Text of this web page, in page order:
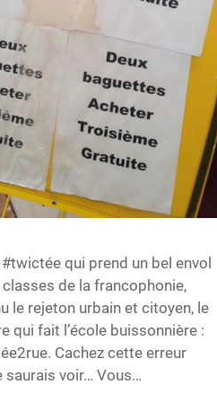
qui prend un bel envol
de la francophonie,
le rejeton urbain et citoyen, le
qui fait l’école buissonnière :
Cachez cette erreur
saurais voir… Vous…